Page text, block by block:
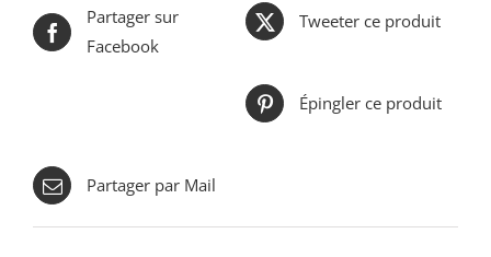
Partager sur
Facebook
Tweeter ce produit
Épingler ce produit
Partager par Mail